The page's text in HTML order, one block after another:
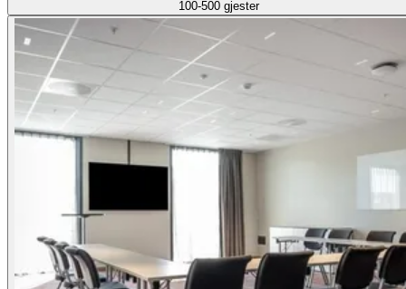
100-500 gjester